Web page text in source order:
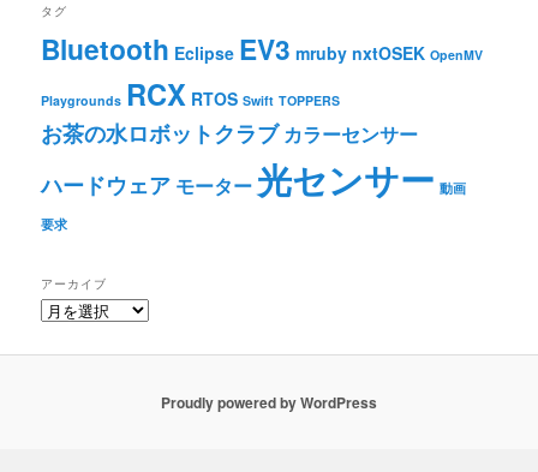
タグ
Bluetooth Eclipse EV3 mruby nxtOSEK OpenMV
Playgrounds RCX RTOS Swift TOPPERS
お茶の水ロボットクラブ カラーセンサー
ハードウェア モーター 光センサー 動画
要求
アーカイブ
ア
カ
Proudly powered by WordPress